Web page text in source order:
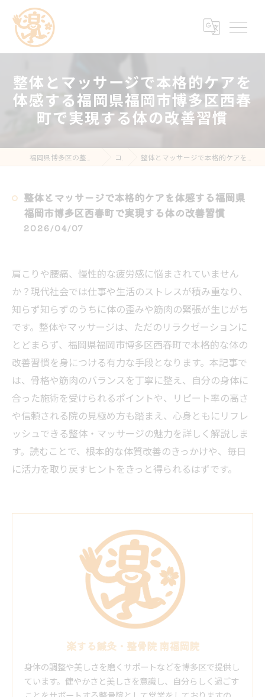
整体とマッサージで本格的ケアを
体感する福岡県福岡市博多区西春
町で実現する体の改善習慣
コラム 整体とマッサージで本格的ケアを体感する福岡県福岡市博多区西春町で実現する体の改善習慣
整体とマッサージで本格的ケアを体感する福岡県
福岡市博多区西春町で実現する体の改善習慣
2026/04/07
肩こりや腰痛、慢性的な疲労感に悩まされていません
か？現代社会では仕事や生活のストレスが積み重なり、
知らず知らずのうちに体の歪みや筋肉の緊張が生じがち
です。整体やマッサージは、ただのリラクゼーションに
とどまらず、福岡県福岡市博多区西春町で本格的な体の
改善習慣を身につける有力な手段となります。本記事で
は、骨格や筋肉のバランスを丁寧に整え、自分の身体に
合った施術を受けられるポイントや、リピート率の高さ
や信頼される院の見極め方も踏まえ、心身ともにリフレ
ッシュできる整体・マッサージの魅力を詳しく解説しま
す。読むことで、根本的な体質改善のきっかけや、毎日
に活力を取り戻すヒントをきっと得られるはずです。
楽する鍼灸・整骨院 南福岡院
身体の調整や美しさを磨くサポートなどを博多区で提供し
ています。健やかさと美しさを意識し、自分らしく過ごす